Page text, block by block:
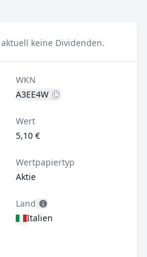
keine Dividenden.
WKN
A3EE4W
Wert
5,10 €
Wertpapiertyp
Aktie
Land
Italien